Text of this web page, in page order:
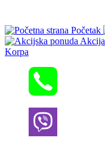
Početak
Akcija
Korpa